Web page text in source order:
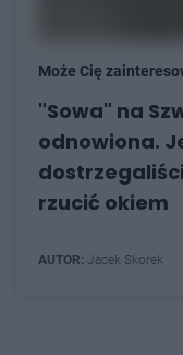
Może Cię
"Sowa" na
odnowiona.
rzucić okiem
AUTOR: Jacek Skorek